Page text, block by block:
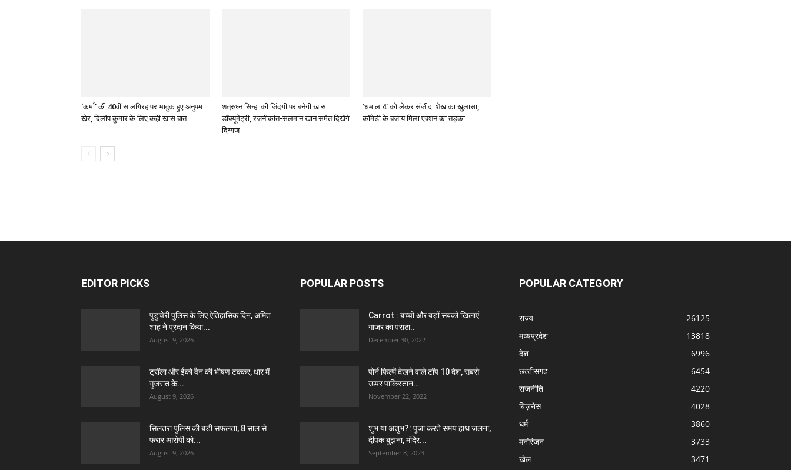
‘कर्मा’ की 40वीं सालगिरह पर भावुक हुए अनुपम
खेर, दिलीप कुमार के लिए कही खास बात
शत्रुघ्न सिन्हा की जिंदगी पर बनेगी खास
डॉक्यूमेंट्री, रजनीकांत-सलमान खान समेत दिखेंगे
दिग्गज
‘धमाल 4’ को लेकर संजीदा शेख का खुलासा,
कॉमेडी के बजाय मिला एक्शन का तड़का
EDITOR PICKS
पुडुचेरी पुलिस के लिए ऐतिहासिक दिन, अमित
शाह ने प्रदान किया...
August 9, 2026
ट्रॉला और ईको वैन की भीषण टक्कर, धार में
गुजरात के...
August 9, 2026
सिलतरा पुलिस की बड़ी सफलता, 8 साल से
फरार आरोपी को...
August 9, 2026
POPULAR POSTS
Carrot : बच्चों और बड़ों सबको खिलाएं
गाजर का पराठा..
December 30, 2022
पोर्न फिल्में देखने वाले टॉप 10 देश, सबसे
ऊपर पाकिस्तान…
November 22, 2022
शुभ या अशुभ?: पूजा करते समय हाथ जलना,
दीपक बुझना, मंदिर...
September 8, 2023
POPULAR CATEGORY
राज्‍य
26125
मध्यप्रदेश
13818
देश
6996
छत्‍तीसगढ
6454
राजनीति
4220
बिज़नेस
4028
धर्म
3860
मनोरंजन
3733
खेल
3471